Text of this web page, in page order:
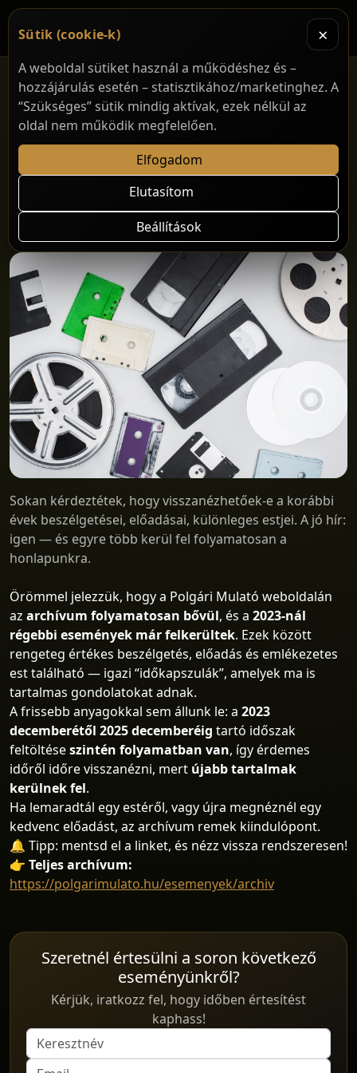
Folyamatosan bővítjük a Polgári Mulató
archívumát!
2026.03.02. • Polgári Mulató
Sokan kérdeztétek, hogy visszanézhetőek-e a korábbi
évek beszélgetései, előadásai, különleges estjei. A jó hír:
igen — és egyre több kerül fel folyamatosan a
honlapunkra.
Örömmel jelezzük, hogy a Polgári Mulató weboldalán
az archívum folyamatosan bővül, és a 2023-nál
régebbi események már felkerültek. Ezek között
rengeteg értékes beszélgetés, előadás és emlékezetes
est található — igazi “időkapszulák”, amelyek ma is
tartalmas gondolatokat adnak.
A frissebb anyagokkal sem állunk le: a 2023
decemberétől 2025 decemberéig tartó időszak
feltöltéseszintén folyamatban van, így érdemes
időről időre visszanézni, mert újabb tartalmak
kerülnek fel.
Ha lemaradtál egy estéről, vagy újra megnéznél egy
kedvenc előadást, az archívum remek kiindulópont.
🔔 Tipp: mentsd el a linket, és nézz vissza rendszeresen!
👉 Teljes archívum:
https://polgarimulato.hu/esemenyek/archiv
Szeretnél értesülni a soron következő
eseményünkről?
Kérjük, iratkozz fel, hogy időben értesítést
kaphass!
Sütik (cookie-k) ×
A weboldal sütiket használ a működéshez és –
hozzájárulás esetén – statisztikához/marketinghez. A
“Szükséges” sütik mindig aktívak, ezek nélkül az
oldal nem működik megfelelően.
Elfogadom
Elutasítom
Beállítások